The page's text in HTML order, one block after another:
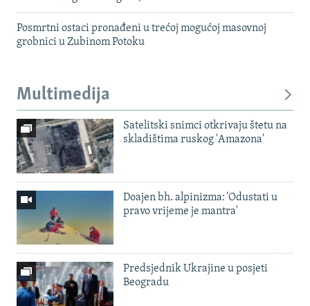
Posmrtni ostaci pronađeni u trećoj mogućoj masovnoj
grobnici u Zubinom Potoku
Multimedija
Satelitski snimci otkrivaju štetu na
skladištima ruskog 'Amazona'
Doajen bh. alpinizma: 'Odustati u
pravo vrijeme je mantra'
Predsjednik Ukrajine u posjeti
Beogradu